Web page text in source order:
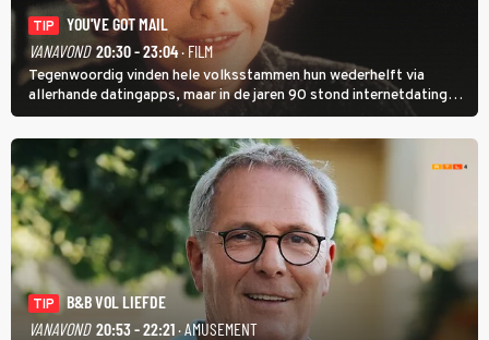
TIP
YOU'VE GOT MAIL
VANAVOND 20:30 - 23:04· FILM
Tegenwoordig vinden hele volksstammen hun wederhelft via
allerhande datingapps, maar in de jaren 90 stond internetdating
nog in de kinderschoenen. In de film You've Got Mail zie je dat
terug.
TIP
B&B VOL LIEFDE
VANAVOND 20:53 - 22:21· AMUSEMENT